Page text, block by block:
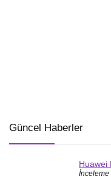
Güncel Haberler
Huawei
İnceleme